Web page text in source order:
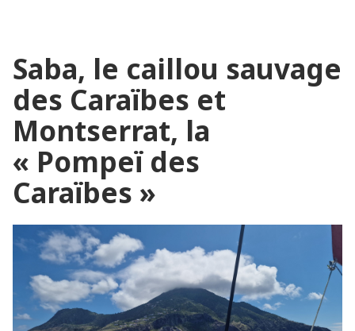
des
Caraïbes
Saba, le caillou sauvage
des Caraïbes et
Montserrat, la
« Pompeï des
Caraïbes »